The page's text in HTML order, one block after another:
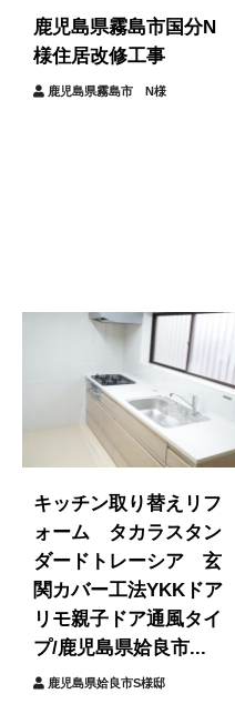
鹿児島県霧島市国分N
様住居改修工事
鹿児島県霧島市 N様
キッチン取り替えリフ
ォーム タカラスタン
ダードトレーシア 玄
関カバー工法YKKドア
リモ親子ドア通風タイ
プ/鹿児島県姶良市...
鹿児島県姶良市S様邸